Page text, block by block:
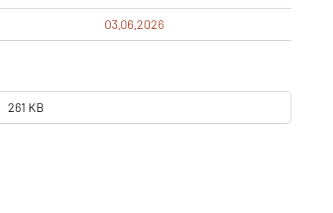
03.06.2026
261 KB